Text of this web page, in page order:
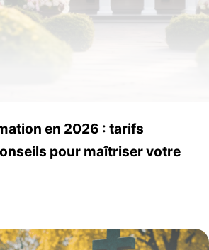
en 2026 : tarifs
pour maîtriser votre